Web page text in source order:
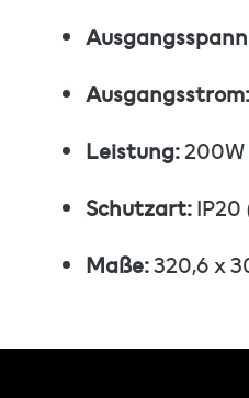
Ausgangsstrom:
Leistung:200W
Schutzart:
Maße:320,6 x